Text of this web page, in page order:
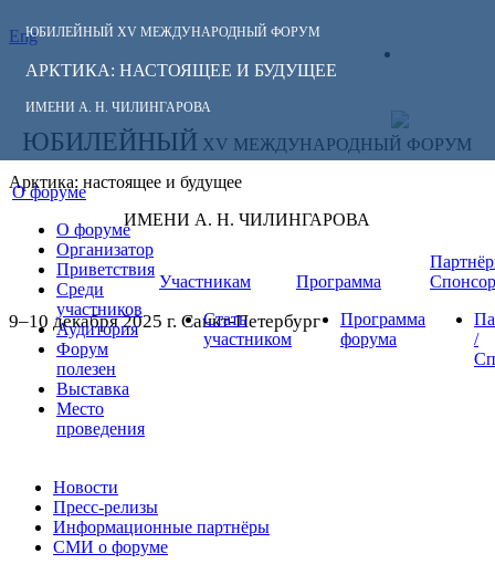
ЮБИЛЕЙНЫЙ XV МЕЖДУНАРОДНЫЙ ФОРУМ
АРКТИКА: НАСТОЯЩЕЕ И БУДУЩЕЕ
ИМЕНИ А. Н. ЧИЛИНГАРОВА
Eng
СЛЕДИТЕ ЗА
НОВОСТЯМИ
ФОРУМА:
ЮБИЛЕЙНЫЙ XV МЕЖДУНАРОДНЫЙ ФОРУМ
Арктика: настоящее и будущее
ИМЕНИ А. Н. ЧИЛИНГАРОВА
9–10 декабря 2025 г. Санкт-Петербург
О форуме
О форуме
Организатор
Приветствия
Среди
участников
Аудитория
Форум
полезен
Выставка
Место
проведения
Участникам
Стать
участником
Программа
Программа
форума
/
Новости
Пресс-релизы
Информационные партнёры
СМИ о форуме